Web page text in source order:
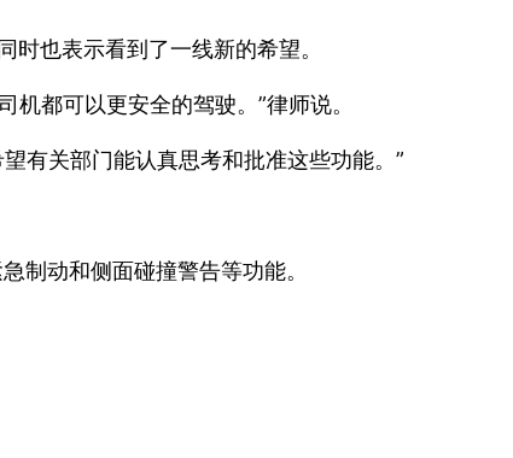
也表示看到了一线新的希望。
都可以更安全的驾驶。”律师说。
有关部门能认真思考和批准这些功能。”
制动和侧面碰撞警告等功能。